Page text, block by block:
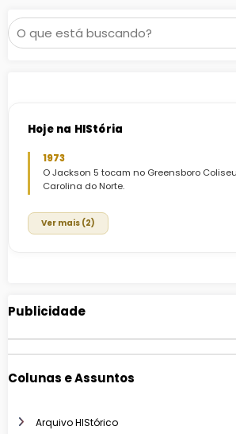
Pesquisar
Hoje na HIStória
1973
O Jackson 5 tocam no Greensboro
Carolina do Norte.
Ver mais (2)
Publicidade
Colunas e Assuntos
Arquivo HIStórico